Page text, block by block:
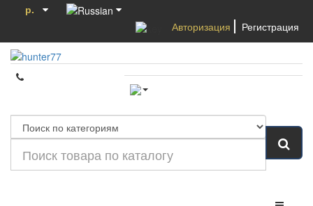
р.
Авторизация
Регистрация